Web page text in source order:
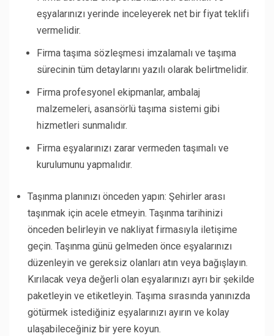
eşyalarınızı yerinde inceleyerek net bir fiyat teklifi
vermelidir.
Firma taşıma sözleşmesi imzalamalı ve taşıma
sürecinin tüm detaylarını yazılı olarak belirtmelidir.
Firma profesyonel ekipmanlar, ambalaj
malzemeleri, asansörlü taşıma sistemi gibi
hizmetleri sunmalıdır.
Firma eşyalarınızı zarar vermeden taşımalı ve
kurulumunu yapmalıdır.
Taşınma planınızı önceden yapın: Şehirler arası
taşınmak için acele etmeyin. Taşınma tarihinizi
önceden belirleyin ve nakliyat firmasıyla iletişime
geçin. Taşınma günü gelmeden önce eşyalarınızı
düzenleyin ve gereksiz olanları atın veya bağışlayın.
Kırılacak veya değerli olan eşyalarınızı ayrı bir şekilde
paketleyin ve etiketleyin. Taşıma sırasında yanınızda
götürmek istediğiniz eşyalarınızı ayırın ve kolay
ulaşabileceğiniz bir yere koyun.